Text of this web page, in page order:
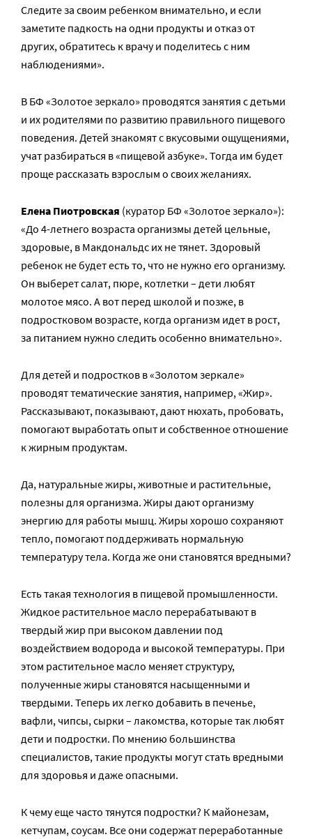
Следите за своим ребенком внимательно, и если
заметите падкость на одни продукты и отказ от
других, обратитесь к врачу и поделитесь с ним
наблюдениями».
В БФ «Золотое зеркало» проводятся занятия с детьми
и их родителями по развитию правильного пищевого
поведения. Детей знакомят с вкусовыми ощущениями,
учат разбираться в «пищевой азбуке». Тогда им будет
проще рассказать взрослым о своих желаниях.
Елена Пиотровская (куратор БФ «Золотое зеркало»):
«До 4-летнего возраста организмы детей цельные,
здоровые, в Макдональдс их не тянет. Здоровый
ребенок не будет есть то, что не нужно его организму.
Он выберет салат, пюре, котлетки – дети любят
молотое мясо. А вот перед школой и позже, в
подростковом возрасте, когда организм идет в рост,
за питанием нужно следить особенно внимательно».
Для детей и подростков в «Золотом зеркале»
проводят тематические занятия, например, «Жир».
Рассказывают, показывают, дают нюхать, пробовать,
помогают выработать опыт и собственное отношение
к жирным продуктам.
Да, натуральные жиры, животные и растительные,
полезны для организма. Жиры дают организму
энергию для работы мышц. Жиры хорошо сохраняют
тепло, помогают поддерживать нормальную
температуру тела. Когда же они становятся вредными?
Есть такая технология в пищевой промышленности.
Жидкое растительное масло перерабатывают в
твердый жир при высоком давлении под
воздействием водорода и высокой температуры. При
этом растительное масло меняет структуру,
полученные жиры становятся насыщенными и
твердыми. Теперь их легко добавить в печенье,
вафли, чипсы, сырки – лакомства, которые так любят
дети и подростки. По мнению большинства
специалистов, такие продукты могут стать вредными
для здоровья и даже опасными.
К чему еще часто тянутся подростки? К майонезам,
кетчупам, соусам. Все они содержат переработанные